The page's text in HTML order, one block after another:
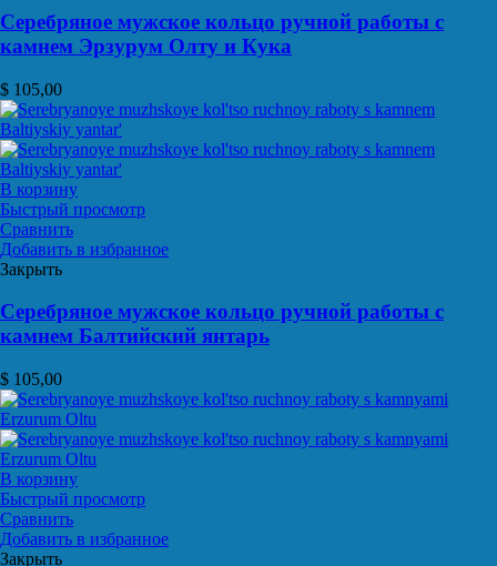
Серебряное мужское кольцо ручной работы с
камнем Эрзурум Олту и Кука
$ 105,00
В корзину
Быстрый просмотр
Сравнить
Добавить в избранное
Закрыть
Серебряное мужское кольцо ручной работы с
камнем Балтийский янтарь
$ 105,00
В корзину
Быстрый просмотр
Сравнить
Добавить в избранное
Закрыть